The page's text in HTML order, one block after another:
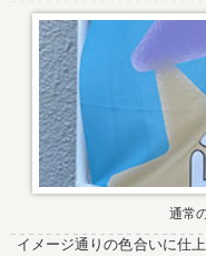
通常
イメージ通りの色合いに仕